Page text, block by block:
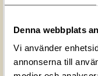
Denna webbplats
Vi använder
annonserna till
ID‑nummer